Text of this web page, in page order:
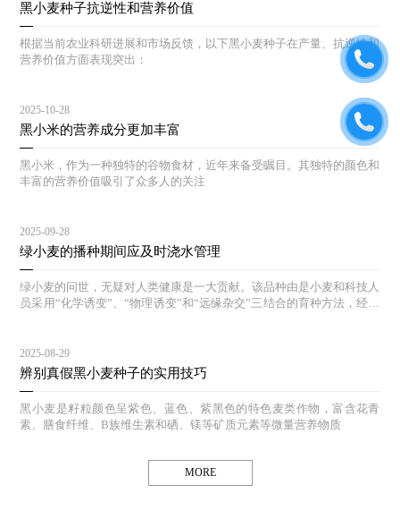
黑小麦种子抗逆性和营养价值
根据当前农业科研进展和市场反馈，以下黑小麦种子在产量、抗逆性和
营养价值方面表现突出：
2025-10-28
黑小米的营养成分更加丰富
黑小米，作为一种独特的谷物食材，近年来备受瞩目。其独特的颜色和
丰富的营养价值吸引了众多人的关注
2025-09-28
绿小麦的播种期间应及时浇水管理
绿小麦的问世，无疑对人类健康是一大贡献。该品种由是小麦和科技人
员采用“化学诱变”、“物理诱变”和“远缘杂交”三结合的育种方法，经过
2025-08-29
辨别真假黑小麦种子的实用技巧
黑小麦是籽粒颜色呈紫色、蓝色、紫黑色的特色麦类作物，富含花青
素、膳食纤维、B族维生素和硒、镁等矿质元素等微量营养物质
MORE